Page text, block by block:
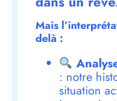
Mais
delà :
: notre
situation